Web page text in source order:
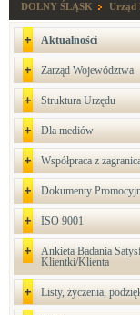
DOLNY ŚLĄSK Urząd
Aktualności
Zarząd Województwa
Struktura Urzędu
Dla mediów
Współpraca z
Dokumenty
ISO 9001
Ankieta Badania
Klientki/Klienta
Listy, życzenia,